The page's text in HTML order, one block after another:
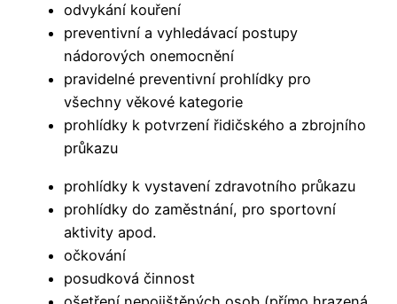
odvykání kouření
preventivní a vyhledávací postupy
nádorových onemocnění
pravidelné preventivní prohlídky pro
všechny věkové kategorie
prohlídky k potvrzení řidičského a zbrojního
průkazu
prohlídky k vystavení zdravotního průkazu
prohlídky do zaměstnání, pro sportovní
aktivity apod.
očkování
posudková činnost